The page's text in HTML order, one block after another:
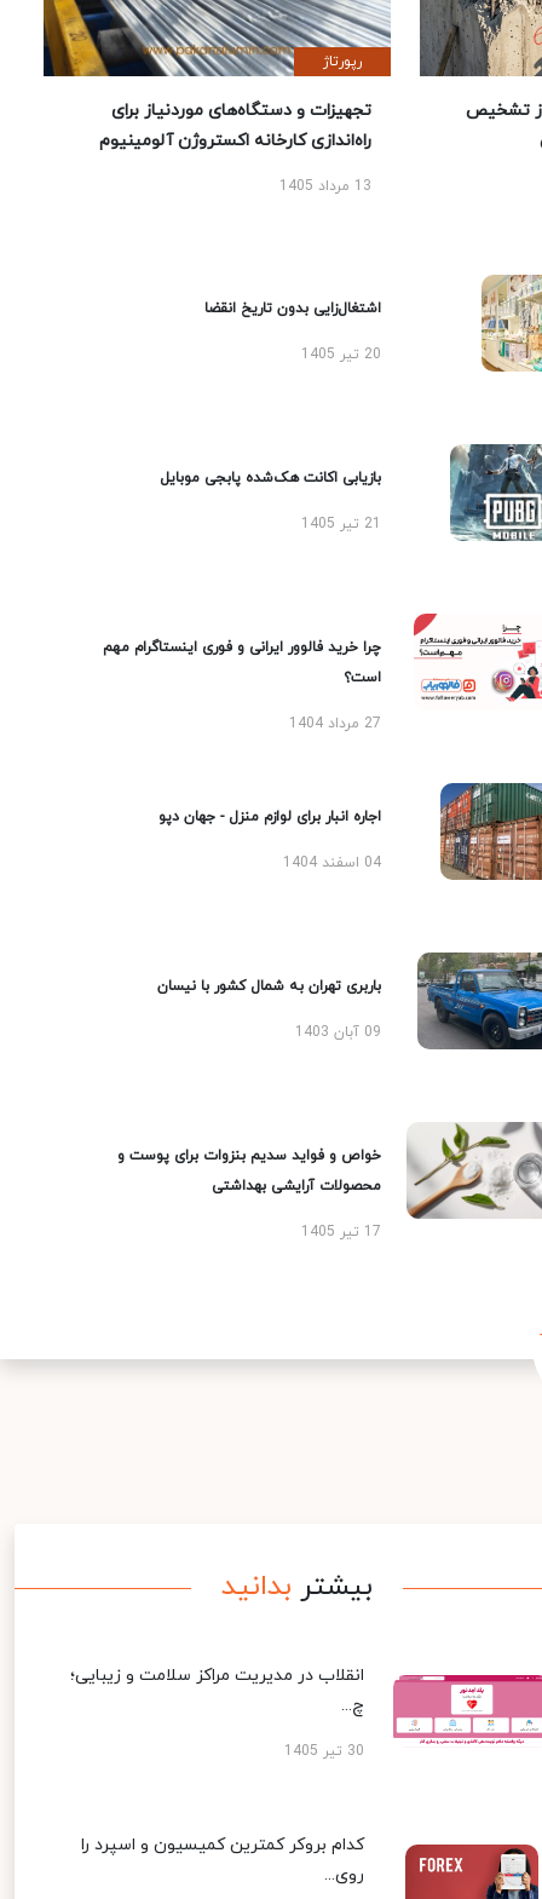
تشخیص
رپورتاژ
تجهیزات و دستگاه‌های موردنیاز برای
راه‌اندازی کارخانه اکستروژن آلومینیوم
13 مرداد 1405
اشتغال‌زایی بدون تاریخ انقضا
20 تیر 1405
بازیابی اکانت هک‌شده پابجی موبایل
چرا خرید فالوور ایرانی و فوری اینستاگرام مهم
است؟
27 مرداد 1404
اجاره انبار برای لوازم منزل - جهان دپو
04 اسفند 1404
باربری تهران به شمال کشور با نیسان
09 آبان 1403
خواص و فواید سدیم بنزوات برای پوست و
محصولات آرایشی بهداشتی
17 تیر 1405
بیشتر بدانید
انقلاب در مدیریت مراکز سلامت و زیبایی؛
چ...
30 تیر 1405
کدام بروکر کمترین کمیسیون و اسپرد را
روی...